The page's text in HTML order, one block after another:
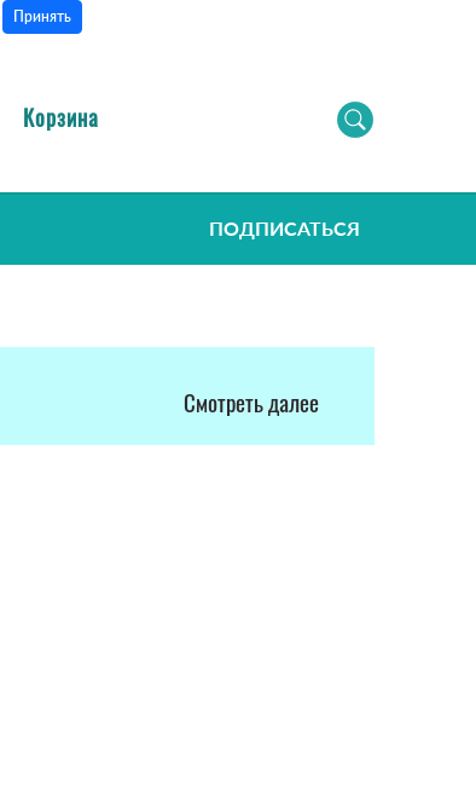
Принять
Корзина
ПОДПИСАТЬСЯ
Смотреть далее